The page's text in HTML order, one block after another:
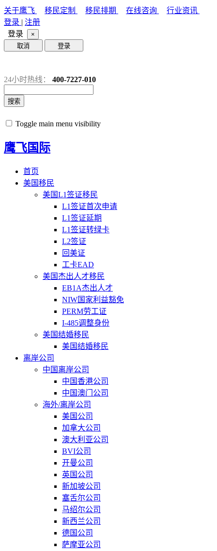
关于鹰飞 移民定制 移民排期 在线咨询
行业资讯
登录 | 注册
登录
×
取消
登录
24小时热线： 400-7227-010
搜索
Toggle main menu visibility
鹰飞国际
首页
美国移民
美国L1签证移民
L1签证首次申请
L1签证延期
L1签证转绿卡
L2签证
回美证
工卡EAD
美国杰出人才移民
EB1A杰出人才
NIW国家利益豁免
PERM劳工证
I-485调整身份
美国结婚移民
美国结婚移民
离岸公司
中国离岸公司
中国香港公司
中国澳门公司
海外/离岸公司
美国公司
加拿大公司
澳大利亚公司
BVI公司
开曼公司
英国公司
新加坡公司
塞舌尔公司
马绍尔公司
新西兰公司
德国公司
萨摩亚公司